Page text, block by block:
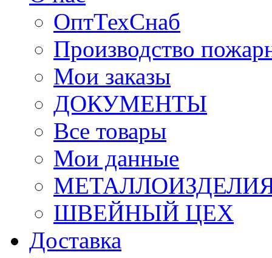
ОптТехСнаб
Производство
Мои заказы
ДОКУМЕНТЫ
Все товары
Мои данные
ШВЕЙНЫЙ ЦЕХ
Доставка